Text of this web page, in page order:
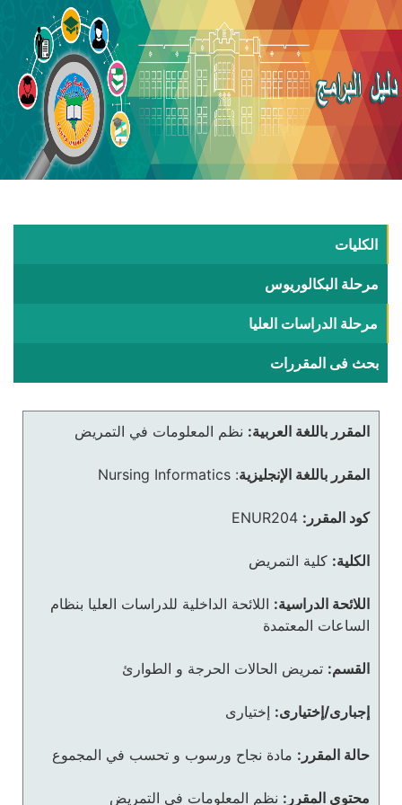
الكليات
مرحلة البكالوريوس
مرحلة الدراسات العليا
بحث فى المقررات
المقرر باللغة العربية: نظم المعلومات في التمريض
المقرر باللغة الإنجليزية:
Nursing Informatics
كود المقرر: ENUR204
الكلية: كلية التمريض
اللائحة الدراسية: اللائحة الداخلية للدراسات العليا بنظام
الساعات المعتمدة
القسم: تمريض الحالات الحرجة و الطوارئ
إجبارى/إختيارى: إختيارى
حالة المقرر: مادة نجاح ورسوب و تحسب في المجموع
محتوى المقرر: نظم المعلومات فى التمريض